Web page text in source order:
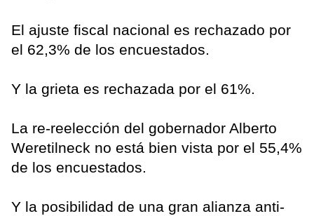
El ajuste fiscal nacional es rechazado por
el 62,3% de los encuestados.
Y la grieta es rechazada por el 61%.
La re-reelección del gobernador Alberto
Weretilneck no está bien vista por el 55,4%
de los encuestados.
Y la posibilidad de una gran alianza anti-